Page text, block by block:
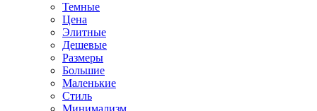
Темные
Цена
Элитные
Дешевые
Размеры
Большие
Маленькие
Стиль
Минимализм